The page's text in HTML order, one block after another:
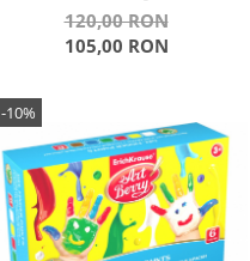
Q4190
120,00 RON
105,00 RON
-10%